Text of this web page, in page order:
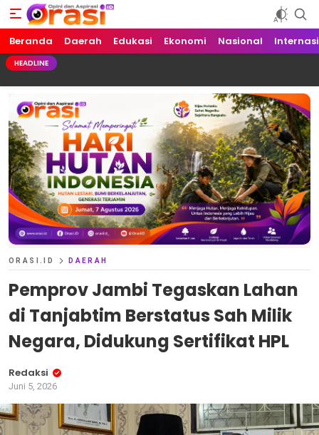
Orasi.ID
Opini dan Aspirasi!
Beranda Daerah Edukasi Ekonomi Nasional
HEADLINE
ORASI.ID DAERAH
Pemprov Jambi Tegaskan Lahan
di Tanjabtim Berstatus Sah Milik
Negara, Didukung Sertifikat HPL
Redaksi
Juni 5, 2026